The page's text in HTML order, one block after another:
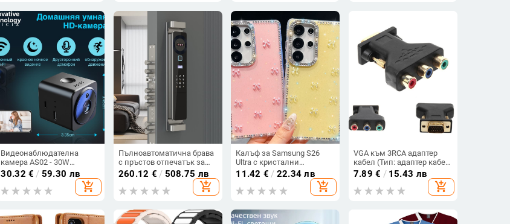
Видеонаблюдателна
камера AS02 - 30W
пиксели, TF карта, 180
минути живот на
батерията, Видео и
30.32 € / 59.30 лв
add_shopping_cart
Пълноавтоматична брава
с пръстов отпечатък за
входна врата, електронна
парола, видеопоглед и
видео домофон
260.12 € / 508.75 лв
add_shopping_cart
Калъф за Samsung S26
Ultra с кристални
блестящи камъни A17,
A57IMD Aurora Bow и
S24FE, защита от падане
11.42 € / 22.34 лв
add_shopping_cart
VGA към 3RCA адаптер
кабел (Тип: адаптер кабел;
Интерфейс: VGA; Брой
гнезда: единични; Марка:
Neutral)
7.89 € / 15.43 лв
add_shopping_cart